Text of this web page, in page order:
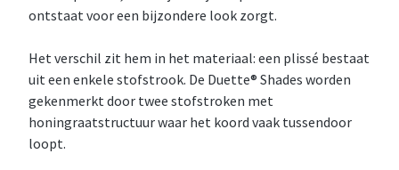
ontstaat voor een bijzondere look zorgt.
Het verschil zit hem in het materiaal: een plissé bestaat
uit een enkele stofstrook. De Duette® Shades worden
gekenmerkt door twee stofstroken met
honingraatstructuur waar het koord vaak tussendoor
loopt.